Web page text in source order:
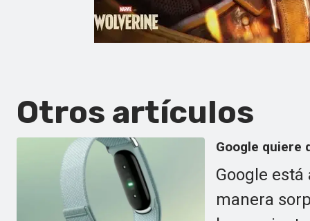
Otros artículos
Google quiere
Google
manera